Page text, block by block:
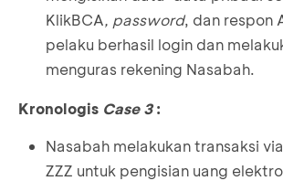
KlikBCA, password, dan respon
pelaku berhasil login dan
menguras rekening Nasabah.
Kronologis Case 3:
Nasabah melakukan transaksi via
ZZZ untuk pengisian uang